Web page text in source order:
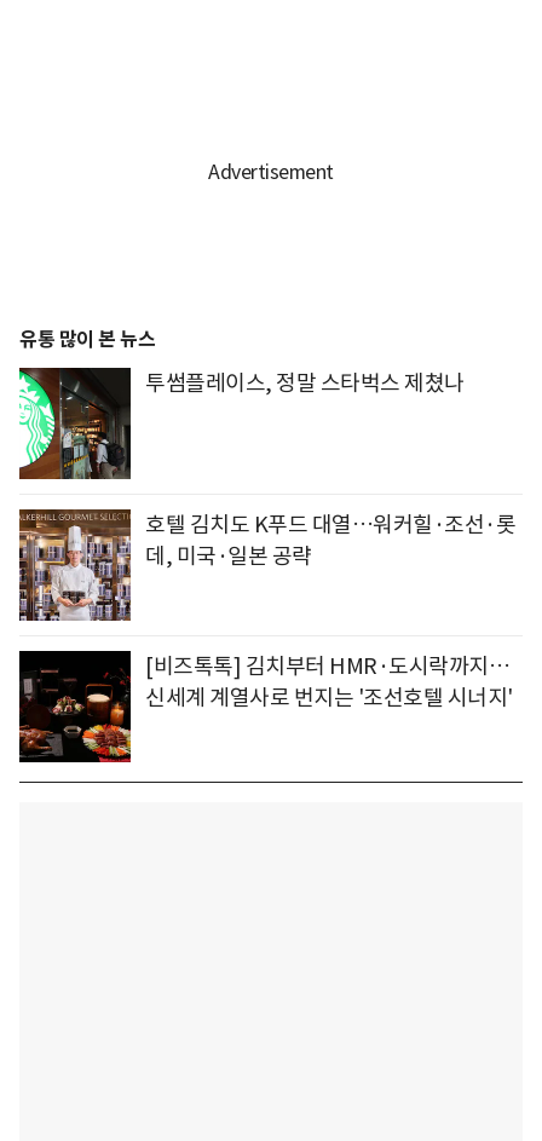
유통 많이 본 뉴스
투썸플레이스, 정말 스타벅스 제쳤나
호텔 김치도 K푸드 대열…워커힐·조선·롯
데, 미국·일본 공략
[비즈톡톡] 김치부터 HMR·도시락까지…
신세계 계열사로 번지는 '조선호텔 시너지'